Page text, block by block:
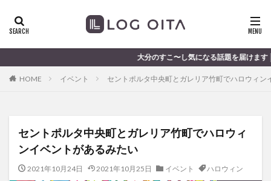
大分のすこ〜し気になる話題を届けます │ 記事は毎日更新中
HOME イベント セントポルタ中央町とガレリア竹町でハロウィン
セントポルタ中央町とガレリア竹町でハロウィ
ンイベントがあるみたい
2021年10月24日 2021年10月25日 イベント ハロウィン
ディナー
haishin
haisin haisnin hasihin
hasishin
hishin
hqaishin JR
OPA
Paypay PR TOKIPO
TOYOTA